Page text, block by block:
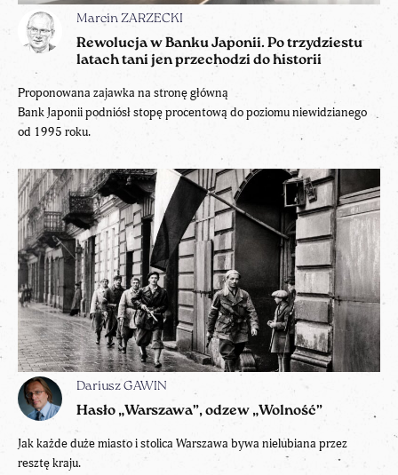
Marcin ZARZECKI
Rewolucja w Banku Japonii. Po trzydziestu
latach tani jen przechodzi do historii
Proponowana zajawka na stronę główną
Bank Japonii podniósł stopę procentową do poziomu niewidzianego
od 1995 roku.
Dariusz GAWIN
Hasło „Warszawa”, odzew „Wolność”
Jak każde duże miasto i stolica Warszawa bywa nielubiana przez
resztę kraju.